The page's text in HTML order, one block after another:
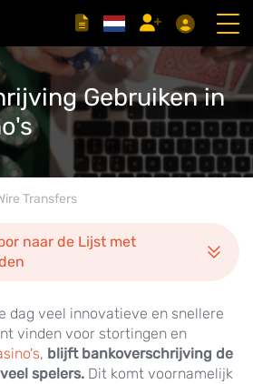
Gebruiken in
Transfers
naar de Lijst met
dag veel innovatieve en snellere
vinden voor stortingen en
, blijft bankoverschrijving de
spelers. Dit komt voornamelijk